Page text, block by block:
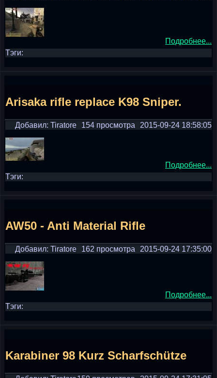
Подробнее...
Тэги:
Arisaka rifle replace K98 Sniper.
Добавил: Tiratore 2015-09-24 18:58:05
154 просмотра
Подробнее...
Тэги:
AW50 - Anti Material Rifle
Добавил: Tiratore 2015-09-24 17:35:00
162 просмотра
Подробнее...
Тэги:
Karabiner 98 Kurz Scharfschütze